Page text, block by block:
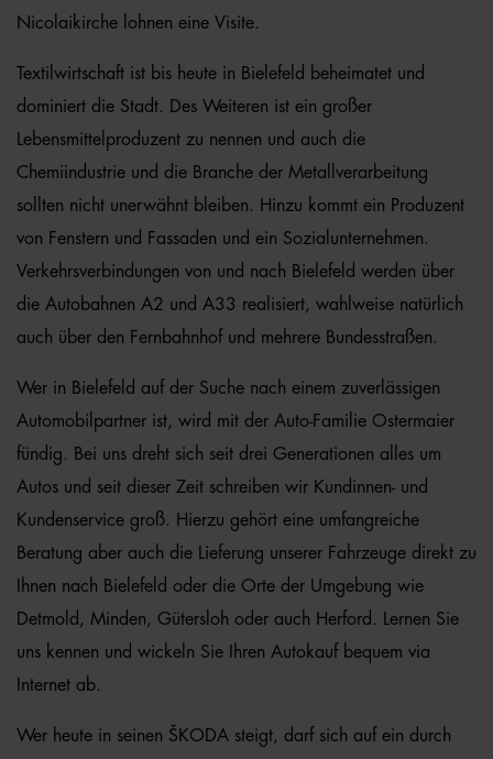
Nicolaikirche lohnen eine Visite.
Textilwirtschaft ist bis heute in Bielefeld beheimatet und
dominiert die Stadt. Des Weiteren ist ein großer
Lebensmittelproduzent zu nennen und auch die
Chemiindustrie und die Branche der Metallverarbeitung
sollten nicht unerwähnt bleiben. Hinzu kommt ein Produzent
von Fenstern und Fassaden und ein Sozialunternehmen.
Verkehrsverbindungen von und nach Bielefeld werden über
die Autobahnen A2 und A33 realisiert, wahlweise natürlich
auch über den Fernbahnhof und mehrere Bundesstraßen.
Wer in Bielefeld auf der Suche nach einem zuverlässigen
Automobilpartner ist, wird mit der Auto-Familie Ostermaier
fündig. Bei uns dreht sich seit drei Generationen alles um
Autos und seit dieser Zeit schreiben wir Kundinnen- und
Kundenservice groß. Hierzu gehört eine umfangreiche
Beratung aber auch die Lieferung unserer Fahrzeuge direkt zu
Ihnen nach Bielefeld oder die Orte der Umgebung wie
Detmold, Minden, Gütersloh oder auch Herford. Lernen Sie
uns kennen und wickeln Sie Ihren Autokauf bequem via
Internet ab.
Wer heute in seinen ŠKODA steigt, darf sich auf ein durch